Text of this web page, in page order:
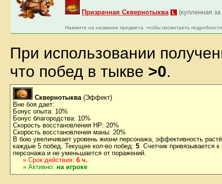
Призрачная Сквернотыква L (купленная
Нажмите на название предмета, чтобы посмотреть
При использовании
что побед в тыкве >0.
Сквернотыква (Эффект)
Вне боя дает:
Бонус опыта: 10%
Бонус благородства: 10%
Скорость восстановления HP: 20%
Скорость восстановления маны: 20%
В бою увеличивает уровень жизни персонажа, эффективность
каждые 5 побед. Текущее кол-во побед: 5 . Счетчик привязывается к
персонажа и не уменьшается от поражений.
» Срок действия: 6 ч.
» Активно: на игроке